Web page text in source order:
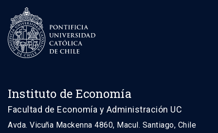
Instituto de Economía
Facultad de Economía y Administración UC
Avda. Vicuña Mackenna 4860, Macul. Santiago, Chile